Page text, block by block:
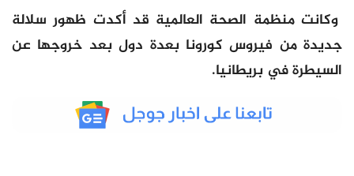
وكانت منظمة الصحة العالمية قد أكدت ظهور سلالة
جديدة من فيروس كورونا بعدة دول بعد خروجها عن
السيطرة في بريطانيا.